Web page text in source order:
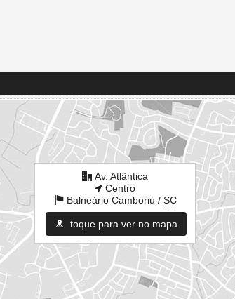
Av. Atlântica
Centro
Balneário Camboriú / SC
toque para ver no mapa